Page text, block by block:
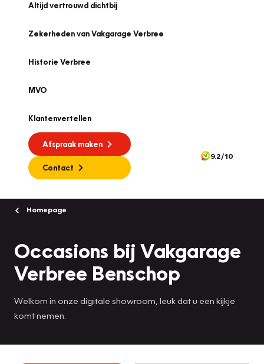
Altijd vertrouwd dichtbij
Zekerheden van Vakgarage Verbree
Historie Verbree
MVO
Klantenvertellen
Afspraak maken
Contact
9.2/10
Homepage
Occasions bij Vakgarage
Verbree Benschop
Welkom in onze digitale showroom, leuk dat u een kijkje
komt nemen.